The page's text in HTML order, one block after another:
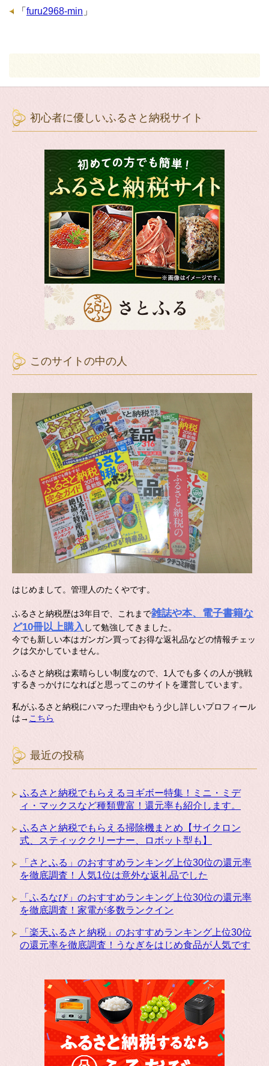
「 furu2968-min 」
初心者に優しいふるさと納税サイト
このサイトの中の人
はじめまして。管理人のたくやです。
ふるさと納税歴は3年目で、これまで雑誌や本、電子書籍な
ど10冊以上購入 して勉強してきました。
今でも新しい本はガンガン買ってお得な返礼品などの情報チェッ
クは欠かしていません。
ふるさと納税は素晴らしい制度なので、1人でも多くの人が挑戦
するきっかけになればと思ってこのサイトを運営しています。
私がふるさと納税にハマった理由やもう少し詳しいプロフィール
は→ こちら
最近の投稿
ふるさと納税でもらえるヨギボー特集！ミニ・ミデ
ィ・マックスなど種類豊富！還元率も紹介します。
ふるさと納税でもらえる掃除機まとめ【サイクロン
式、スティッククリーナー、ロボット型も】
「さとふる」のおすすめランキング上位30位の還元率
を徹底調査！人気1位は意外な返礼品でした
「ふるなび」のおすすめランキング上位30位の還元率
を徹底調査！家電が多数ランクイン
「楽天ふるさと納税」のおすすめランキング上位30位
の還元率を徹底調査！うなぎをはじめ食品が人気です